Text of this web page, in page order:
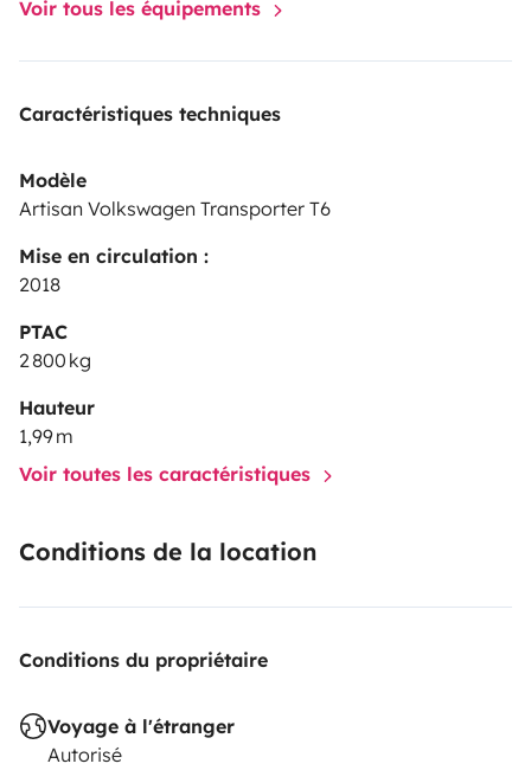
Voir tous les équipements
Caractéristiques techniques
Modèle
Artisan Volkswagen Transporter T6
Mise en circulation :
2018
PTAC
2 800 kg
Hauteur
1,99 m
Voir toutes les caractéristiques
Conditions de la location
Conditions du propriétaire
Voyage à l'étranger
Autorisé